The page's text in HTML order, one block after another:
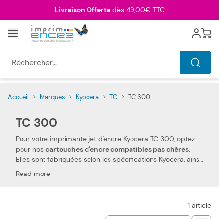
Livraison Offertedès 49,00€ TTC
Menu Cart
Accueil > Marques > Kyocera > TC > TC 300
TC 300
Pour votre imprimante jet d'encre Kyocera TC 300, optez
pour nos
cartouches d'encre compatibles pas chères.
Elles sont fabriquées selon les spécifications Kyocera, ainsi
que selon les normes spécifiques. Ceci les rend 100 %
Read more
1 article